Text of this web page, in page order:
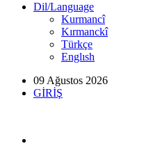
Dil/Language
Kurmancî
Kırmanckî
Türkçe
Englısh
09 Ağustos 2026
GİRİŞ